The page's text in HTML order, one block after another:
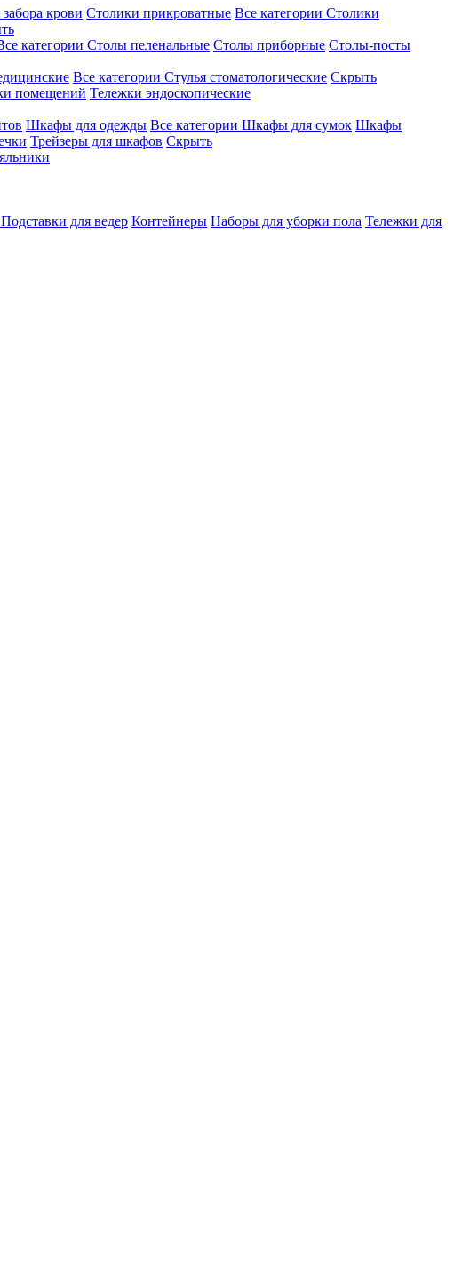
крови Столики прикроватные Все категории Столики
категории Столы пеленальные Столы приборные Столы-посты
Все категории Стулья стоматологические Скрыть
помещений Тележки эндоскопические
Шкафы для одежды Все категории Шкафы для сумок Шкафы
Трейзеры для шкафов Скрыть
Подставки для ведер Контейнеры Наборы для уборки пола Тележки для